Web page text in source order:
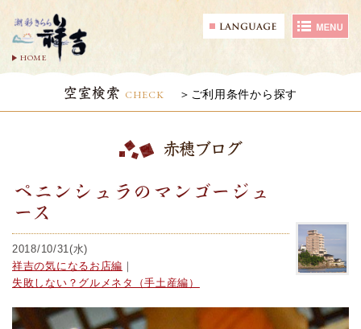
HOME
空室検索 CHECK ご利用条件から探す
赤穂ブログ
ペニンシュラのマンゴージュ
ース
2018/10/31(水)
祥吉の気になるお店編 ｜
失敗しない？グルメネタ（手土産編）